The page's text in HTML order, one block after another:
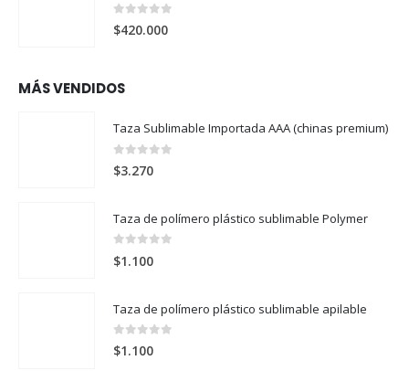
0
$420.000
MÁS VENDIDOS
Taza Sublimable Importada AAA (chinas premium)
0
$3.270
Taza de polímero plástico sublimable Polymer
0
$1.100
Taza de polímero plástico sublimable apilable
0 out of 5
$1.100